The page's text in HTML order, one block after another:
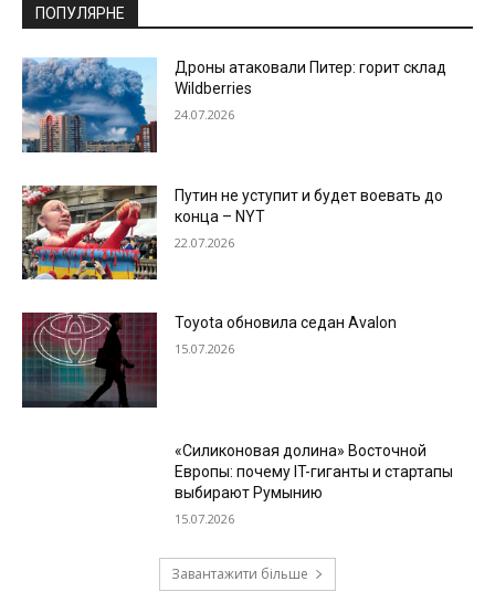
ПОПУЛЯРНЕ
Дроны атаковали Питер: горит склад
Wildberries
24.07.2026
Путин не уступит и будет воевать до
конца – NYT
22.07.2026
Toyota обновила седан Avalon
15.07.2026
«Силиконовая долина» Восточной
Европы: почему IT-гиганты и стартапы
выбирают Румынию
15.07.2026
Завантажити більше